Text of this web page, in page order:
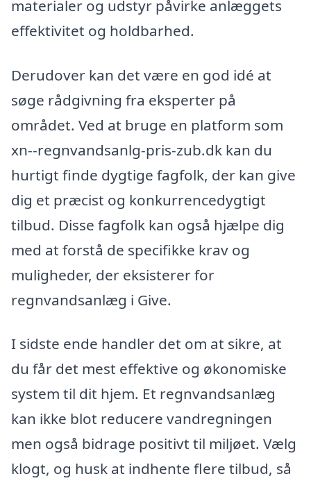
materialer og udstyr påvirke anlæggets
effektivitet og holdbarhed.
Derudover kan det være en god idé at
søge rådgivning fra eksperter på
området. Ved at bruge en platform som
xn--regnvandsanlg-pris-zub.dk kan du
hurtigt finde dygtige fagfolk, der kan give
dig et præcist og konkurrencedygtigt
tilbud. Disse fagfolk kan også hjælpe dig
med at forstå de specifikke krav og
muligheder, der eksisterer for
regnvandsanlæg i Give.
I sidste ende handler det om at sikre, at
du får det mest effektive og økonomiske
system til dit hjem. Et regnvandsanlæg
kan ikke blot reducere vandregningen
men også bidrage positivt til miljøet. Vælg
klogt, og husk at indhente flere tilbud, så